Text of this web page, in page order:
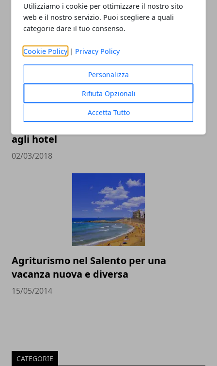
Utilizziamo i cookie per ottimizzare il nostro sito
web e il nostro servizio. Puoi scegliere a quali
categorie dare il tuo consenso.
Cookie Policy | Privacy Policy
Personalizza
Rifiuta Opzionali
Accetta Tutto
Ravenna
20/03/2019
Bed and breakfast a Lecce: alternativa
agli hotel
02/03/2018
Agriturismo nel Salento per una
vacanza nuova e diversa
15/05/2014
CATEGORIE